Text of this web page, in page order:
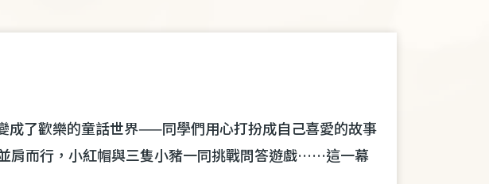
成了歡樂的童話世界——同學們用心打扮成自己喜愛的故事
肩而行，小紅帽與三隻小豬一同挑戰問答遊戲……這一幕